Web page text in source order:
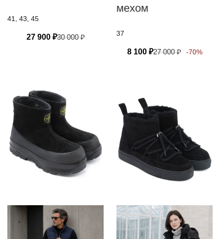
41, 43, 45
30 000₽
27 900 ₽
мехом
37
8 100 ₽27 000₽ -70%